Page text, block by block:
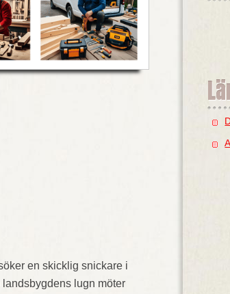
en skicklig snickare i
lugn möter